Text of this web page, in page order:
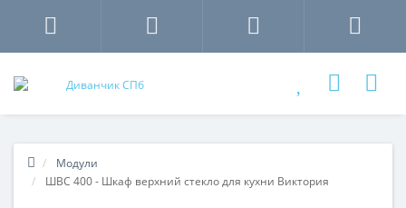
Модули
ШВС 400 - Шкаф верхний стекло для кухни Виктория